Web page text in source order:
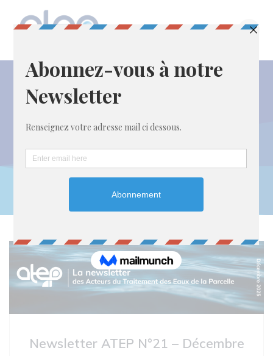
contenu
Étiquette :
21 au
22 janvier 2026
Newsletter ATEP N°21 – Décembre